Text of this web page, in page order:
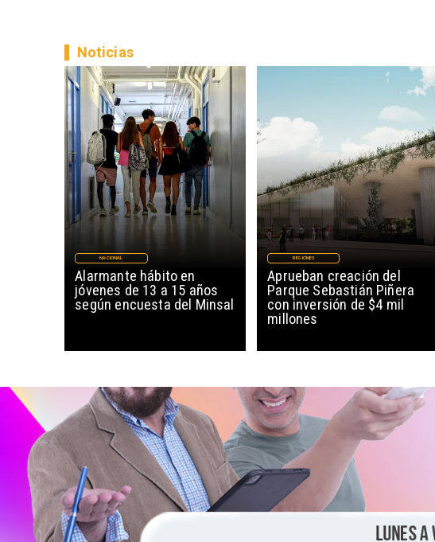
Alarmante hábito en
jóvenes de 13 a 15 años
según encuesta del Minsal
NACIONAL
Noticias
Aprueban creación del
Parque Sebastián Piñera
con inversión de $4 mil
millones
REGIONES